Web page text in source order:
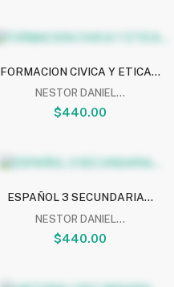
FORMACION CIVICA Y ETICA...
NESTOR DANIEL...
$440.00
ESPAÑOL 3 SECUNDARIA...
NESTOR DANIEL...
$440.00